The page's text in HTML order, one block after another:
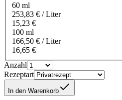
60 ml
253,83 € / Liter
15,23 €
100 ml
166,50 € / Liter
16,65 €
Anzahl
Rezeptart
In den Warenkorb